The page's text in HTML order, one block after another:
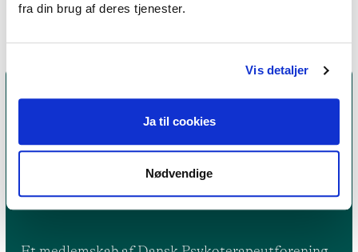
fra din brug af deres tjenester.
Vis detaljer
Ja til cookies
Nødvendige